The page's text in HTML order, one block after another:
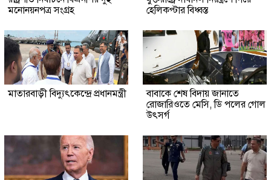
মনোনয়নপত্র সংগ্রহ
হেলিকপ্টার বিধ্বস্ত
মাতারবাড়ী বিদ্যুৎকেন্দ্রে প্রধানমন্ত্রী
বাবাকে শেষ বিদায় জানাতে
রোজারিওতে মেসি, ডি পলের গোল
উৎসর্গ